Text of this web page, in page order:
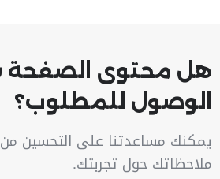
هل محتوى الصفحة
الوصول للمطلوب؟
يمكنك مساعدتنا على التحسين
ملاحظاتك حول تجربتك.